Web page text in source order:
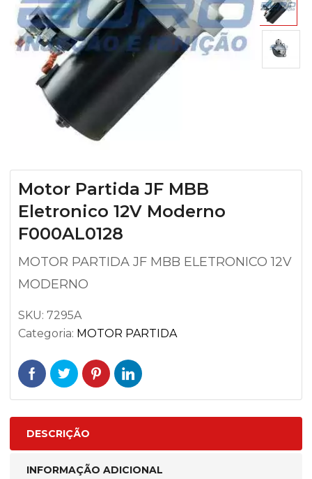
Motor Partida JF MBB
Eletronico 12V Moderno
F000AL0128
MOTOR PARTIDA JF MBB ELETRONICO 12V
MODERNO
SKU: 7295A
Categoria: MOTOR PARTIDA
DESCRIÇÃO
INFORMAÇÃO ADICIONAL